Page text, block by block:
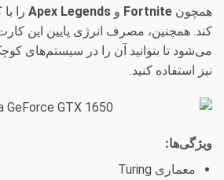
همچون Fortnite و Apex Legends را
کند. همچنین، مصرف انرژی پایین این
می‌شود تا بتوانید آن را در سیستم‌های
نیز استفاده کنید.
ویژگی‌ها:
معماری Turing